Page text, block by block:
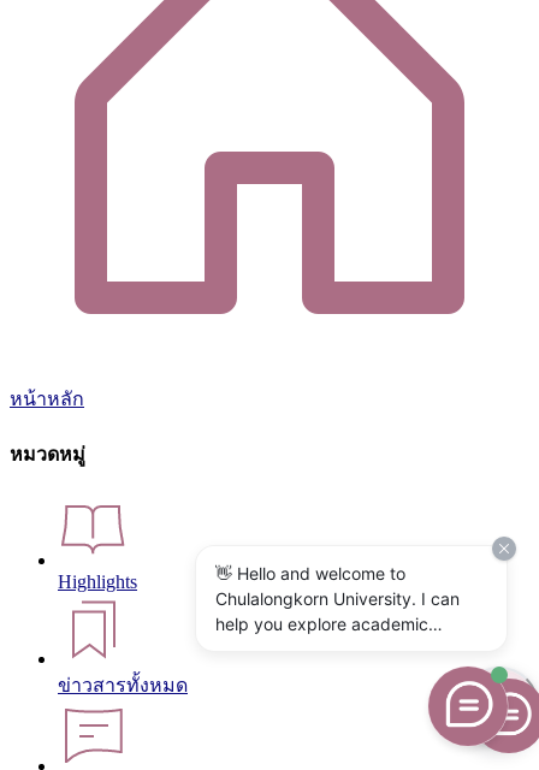
หน้าหลัก
หมวดหมู่
Highlights
ข่าวสารทั้งหมด
👋 Hello and welcome to
Chulalongkorn University. I can
help you explore academic